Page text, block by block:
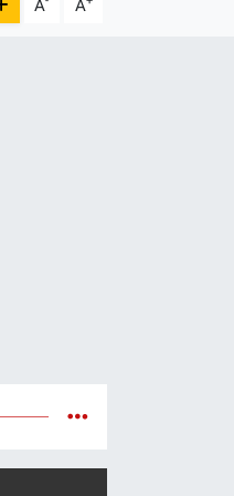
A A